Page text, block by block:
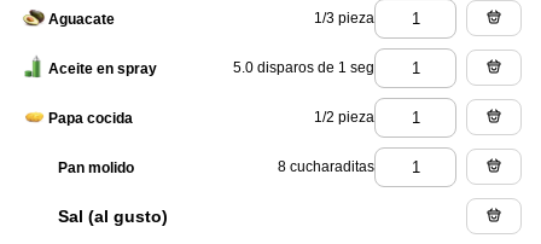
Aguacate 1/3 pieza
Aceite en spray 5.0 disparos de 1 seg
Papa cocida 1/2 pieza
Pan molido 8 cucharaditas
Sal (al gusto)